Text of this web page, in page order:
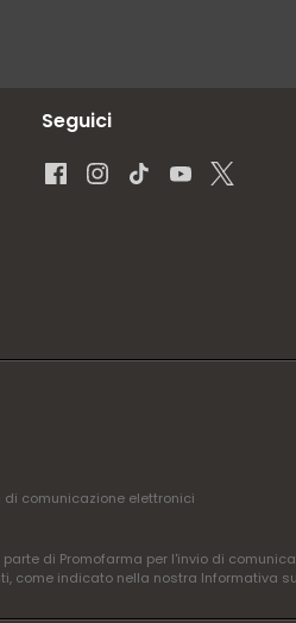
Seguici
di comunicazione elettronici
di Promofarma per l'invio di
come indicato nella nostra Informativa